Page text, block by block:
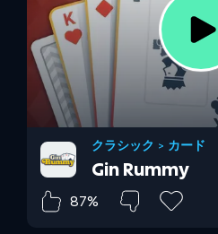
クラシック > カード
Gin Rummy
87%